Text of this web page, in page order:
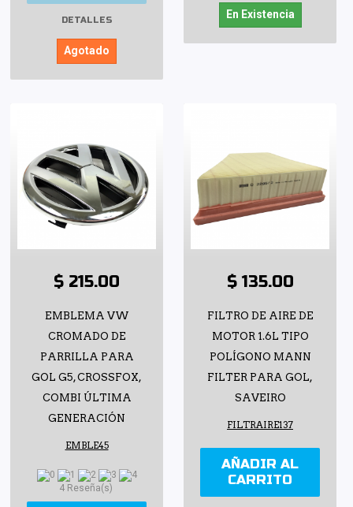
DETALLES
Agotado
En Existencia
$ 215.00
EMBLEMA VW
CROMADO DE
PARRILLA PARA
GOL G5, CROSSFOX,
COMBI ÚLTIMA
GENERACIÓN
EMBLE45
4 Reseña(s)
$ 135.00
FILTRO DE AIRE DE
MOTOR 1.6L TIPO
POLÍGONO MANN
FILTER PARA GOL,
SAVEIRO
FILTRAIRE137
AÑADIR AL
CARRITO